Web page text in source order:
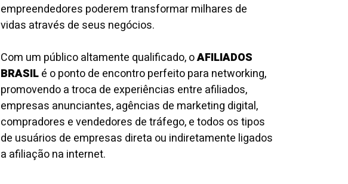
empreendedores poderem transformar milhares de
vidas através de seus negócios.
Com um público altamente qualificado, oAFILIADOS
BRASILé o ponto de encontro perfeito para networking,
promovendo a troca de experiências entre afiliados,
empresas anunciantes, agências de marketing digital,
compradores e vendedores de tráfego, e todos os tipos
de usuários de empresas direta ou indiretamente ligados
a afiliação na internet.